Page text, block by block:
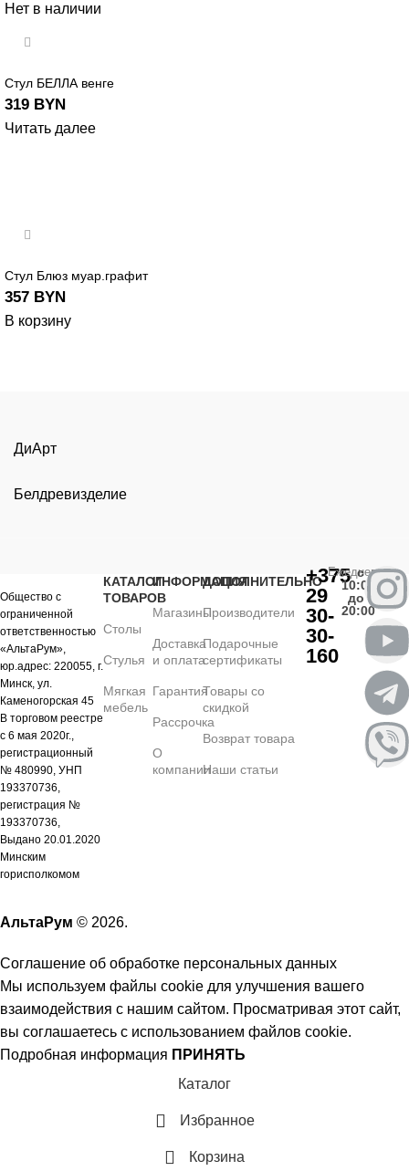
Нет в наличии
Стул БЕЛЛА венге
319 BYN
Читать далее
Стул Блюз муар.графит
357 BYN
В корзину
ДиАрт
Белдревизделие
Общество с
ограниченной
ответственностью
«АльтаРум»,
юр.адрес: 220055, г.
Минск, ул.
Каменогорская 45
В торговом реестре
с 6 мая 2020г.,
регистрационный
№ 480990, УНП
193370736,
регистрация №
193370736,
Выдано 20.01.2020
Минским
горисполкомом
КАТАЛОГ
ТОВАРОВ
Столы
Стулья
Мягкая
мебель
ИНФОРМАЦИЯ
Магазины
Доставка
и оплата
Гарантия
Рассрочка
О
компании
ДОПОЛНИТЕЛЬНО
Производители
Подарочные
сертификаты
Товары со
скидкой
Возврат товара
Наши статьи
+375
29
30-
30-
160
Ежедневно
с
10:00
до
20:00
АльтаРум © 2026.
Соглашение об обработке персональных данных
Мы используем файлы cookie для улучшения вашего
взаимодействия с нашим сайтом. Просматривая этот сайт,
вы соглашаетесь с использованием файлов cookie.
Подробная информация ПРИНЯТЬ
Каталог
Избранное
Корзина